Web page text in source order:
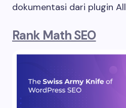
dokumentasi dari plugin All
Rank Math SEO